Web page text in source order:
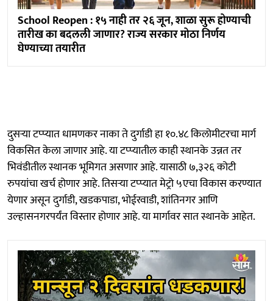
School Reopen : १५ नाही तर २६ जून, शाळा सुरू होण्याची
तारीख का बदलली जाणार? राज्य सरकार मोठा निर्णय
घेण्याच्या तयारीत
दुसऱ्या टप्प्यात धामणकर नाका ते दुर्गाडी हा १०.४८ किलोमीटरचा मार्ग
विकसित केला जाणार आहे. या टप्प्यातील काही स्थानके उन्नत तर
भिवंडीतील स्थानक भूमिगत असणार आहे. यासाठी ७,३२६ कोटी
रुपयांचा खर्च होणार आहे. तिसऱ्या टप्प्यात मेट्रो ५एचा विकास करण्यात
येणार असून दुर्गाडी, खडकपाडा, भोईरवाडी, शांतिनगर आणि
उल्हासनगरपर्यंत विस्तार होणार आहे. या मार्गावर सात स्थानके आहेत.